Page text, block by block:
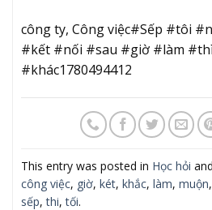
công ty, Công việc#Sếp #tôi
#kết #nối #sau #giờ #làm
#khác1780494412
This entry was posted in Học hỏi
công việc, giờ, két, khắc, làm, muộn,
sếp,thi,tối.